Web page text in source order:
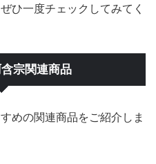
ひ一度チェックしてみてく
宗関連商品
めの関連商品をご紹介しま